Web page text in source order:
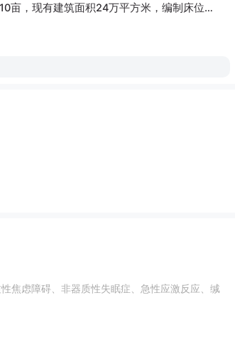
亩，现有建筑面积24万平方米，编制床位
焦虑障碍、非器质性失眠症、急性应激反应、缄